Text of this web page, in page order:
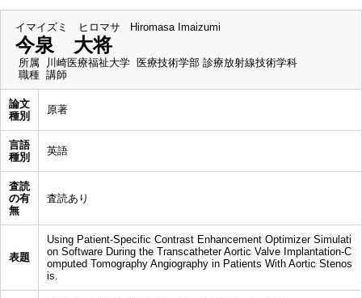
イマイズミ ヒロマサ Hiromasa Imaizumi
今泉 大将
所属
川崎医療福祉大学 医療技術学部 診療放射線技術学科
職種 講師
論文
種別
原著
言語
種別
英語
査読
の有
無
査読あり
表題
Using Patient-Specific Contrast Enhancement Optimizer Simulati
on Software During the Transcatheter Aortic Valve Implantation-C
omputed Tomography Angiography in Patients With Aortic Stenos
is.